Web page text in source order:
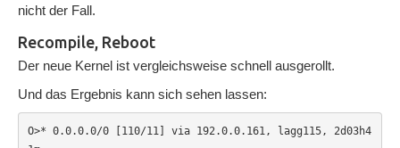
nicht der Fall.
Recompile, Reboot
Der neue Kernel ist vergleichsweise schnell ausgerollt.
Und das Ergebnis kann sich sehen lassen:
O>* 0.0.0.0/0 [110/11] via 192.0.0.161, lagg115, 2d03h4